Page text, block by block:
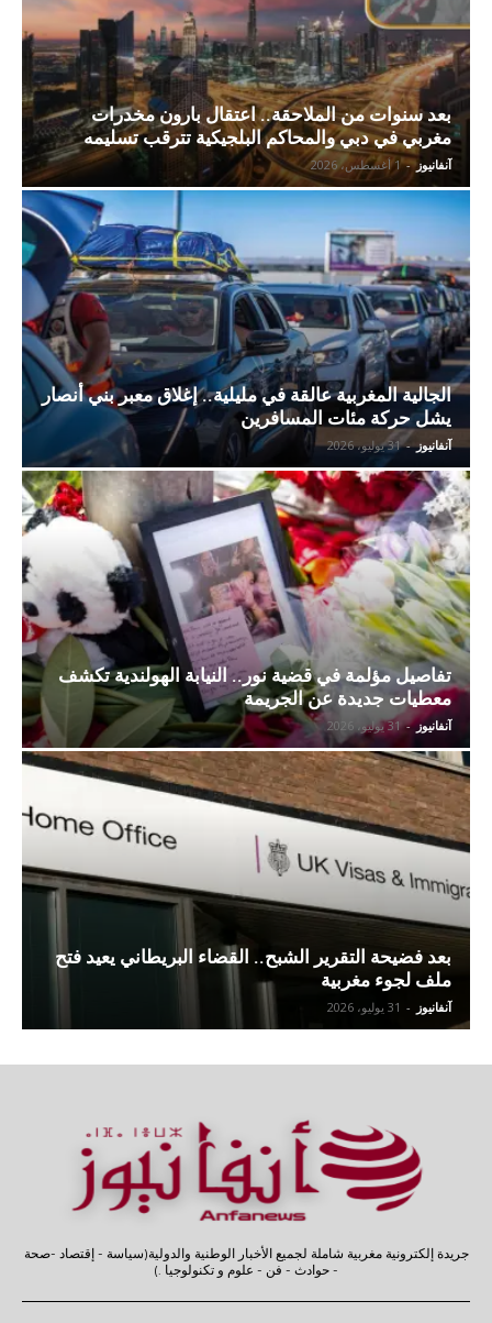
بعد سنوات من الملاحقة.. اعتقال بارون مخدرات
مغربي في دبي والمحاكم البلجيكية تترقب تسليمه
آنفانيوز - 1 أغسطس، 2026
الجالية المغربية عالقة في مليلية.. إغلاق معبر بني أنصار
يشل حركة مئات المسافرين
آنفانيوز - 31 يوليو، 2026
تفاصيل مؤلمة في قضية نور.. النيابة الهولندية تكشف
معطيات جديدة عن الجريمة
آنفانيوز - 31 يوليو، 2026
بعد فضيحة التقرير الشبح.. القضاء البريطاني يعيد فتح
ملف لجوء مغربية
آنفانيوز - 31 يوليو، 2026
جريدة إلكترونية مغربية شاملة لجميع الأخبار الوطنية والدولية(سياسة - إقتصاد -صحة
- حوادث - فن - علوم و تكنولوجيا .)